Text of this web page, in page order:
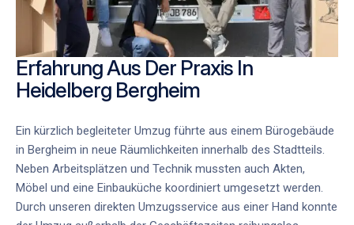
Erfahrung Aus Der Praxis In
Heidelberg Bergheim
Ein kürzlich begleiteter Umzug führte aus einem Bürogebäude
in Bergheim in neue Räumlichkeiten innerhalb des Stadtteils.
Neben Arbeitsplätzen und Technik mussten auch Akten,
Möbel und eine Einbauküche koordiniert umgesetzt werden.
Durch unseren direkten Umzugsservice aus einer Hand konnte